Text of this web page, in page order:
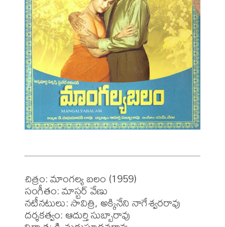
చిత్రం: మాంగల్య బలం (1959)
సంగీతం: మాస్టర్ వేణు
నటీనటులు: సావిత్రి, అక్కినేని నాగేశ్వరరావు
దర్శకత్వం: ఆదుర్తి సుబ్బారావు